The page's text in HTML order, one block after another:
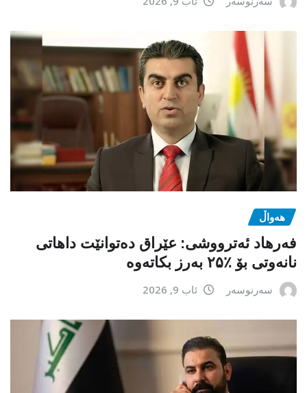
هەواڵ
فەرهاد ئەترووشی: عێراق دەتوانێت داهاتی
نانەوتی بۆ ٪۲۵ بەرز بکاتەوە
سەرنوسەر ئاب 9, 2026